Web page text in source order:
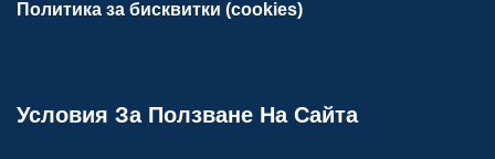
Политика за бисквитки (cookies)
Условия За Ползване На Сайта